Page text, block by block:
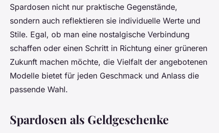
Spardosen nicht nur praktische Gegenstände,
sondern auch reflektieren sie individuelle Werte und
Stile. Egal, ob man eine nostalgische Verbindung
schaffen oder einen Schritt in Richtung einer grüneren
Zukunft machen möchte, die Vielfalt der angebotenen
Modelle bietet für jeden Geschmack und Anlass die
passende Wahl.
Spardosen als Geldgeschenke